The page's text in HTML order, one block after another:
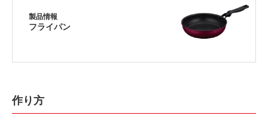
製品情報
フライパン
作り方